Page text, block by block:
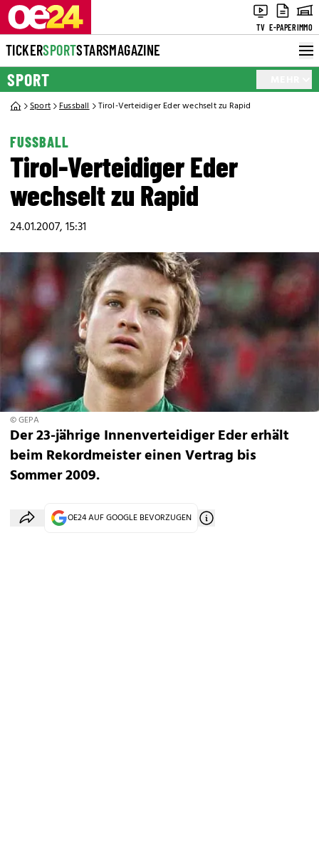
TV E-PAPERIMMO
TICKERSPORTSTARSMAGAZINE
SPORT
Sport Fussball Tirol-Verteidiger Eder wechselt zu Rapid
FUSSBALL
Tirol-Verteidiger Eder
wechselt zu Rapid
24.01.2007, 15:31
© GEPA
Der 23-jährige Innenverteidiger Eder erhält
beim Rekordmeister einen Vertrag bis
Sommer 2009.
OE24 AUF GOOGLE BEVORZUGEN